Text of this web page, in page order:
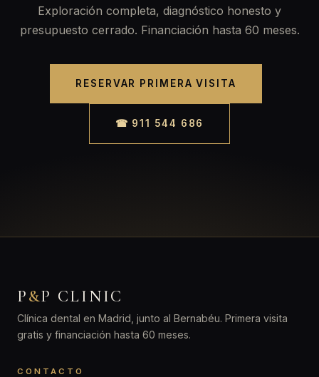
Exploración completa, diagnóstico honesto y
presupuesto cerrado. Financiación hasta 60 meses.
RESERVAR PRIMERA VISITA
☎ 911 544 686
P&P CLINIC
Clínica dental en Madrid, junto al Bernabéu. Primera visita
gratis y financiación hasta 60 meses.
CONTACTO